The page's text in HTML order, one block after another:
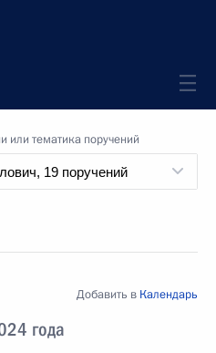
или тематика поручений
года
Добавить в Календарь